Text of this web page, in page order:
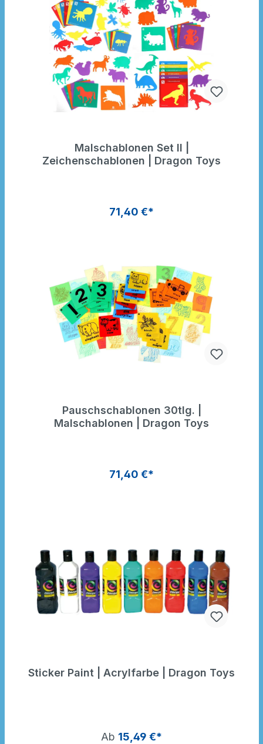
Malschablonen Set II |
Zeichenschablonen | Dragon Toys
71,40 €*
Pauschschablonen 30tlg. |
Malschablonen | Dragon Toys
71,40 €*
Sticker Paint | Acrylfarbe | Dragon Toys
Ab 15,49 €*